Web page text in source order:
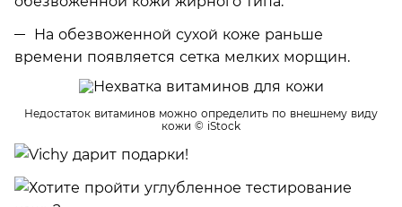
На обезвоженной сухой коже раньше
времени появляется сетка мелких морщин.
Недостаток витаминов можно определить по внешнему виду
кожи © iStock